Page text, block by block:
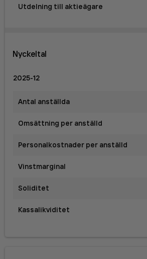
Utdelning till aktieägare
Nyckeltal
2025-12
Antal anställda
Omsättning per anställd
Personalkostnader per anställd
Vinstmarginal
Soliditet
Kassalikviditet